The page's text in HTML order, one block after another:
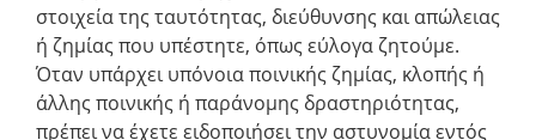
στοιχεία της ταυτότητας, διεύθυνσης και απώλειας
ή ζημίας που υπέστητε, όπως εύλογα ζητούμε.
Όταν υπάρχει υπόνοια ποινικής ζημίας, κλοπής ή
άλλης ποινικής ή παράνομης δραστηριότητας,
πρέπει να έχετε ειδοποιήσει την αστυνομία εντός